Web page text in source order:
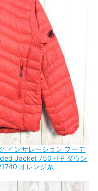
インサレーション フーデ
Jacket 750+FP ダウン
オレンジ系